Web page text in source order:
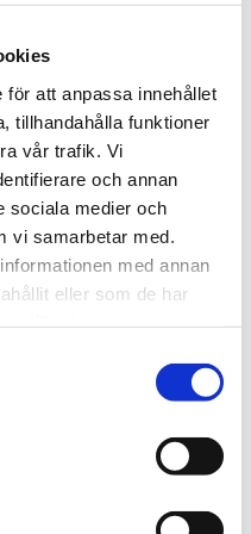
för att anpassa innehållet
tillhandahålla funktioner
vår trafik. Vi
och annan
sociala medier och
vi samarbetar med.
med annan
eller som de har
monteras direkt genom
kabel som avslutas med
att anslutas direkt till
teknisk